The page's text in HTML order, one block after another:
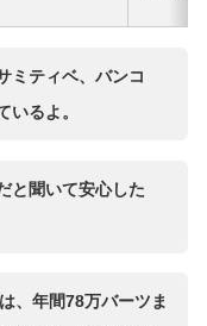
ミティベ、バンコ
いるよ。
と聞いて安心した
、年間78万バーツま